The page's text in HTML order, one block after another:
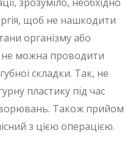
щоб не нашкодити
організму або
не можна проводити
складки. Так, не
пластику під час
Також прийом
з цією операцією.